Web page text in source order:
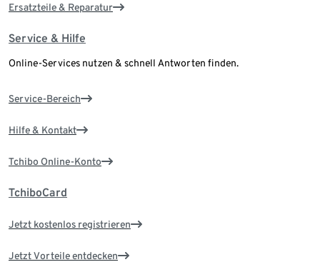
Ersatzteile & Reparatur
Service & Hilfe
Online-Services nutzen & schnell Antworten finden.
Service-Bereich
Hilfe & Kontakt
Tchibo Online-Konto
TchiboCard
Jetzt kostenlos registrieren
Jetzt Vorteile entdecken